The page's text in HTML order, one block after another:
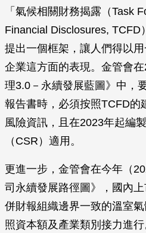
「氣候相關財務揭露（Task
Financial Disclosures, TCFD
提出一個框架，讓人們得以
企業這方面的表現。金管會
理3.0－永續發展藍圖》中，
報告書時，必須按照TCFD的
風險資訊，且在2023年起編
（CSR）適用。
更進一步，金管會在今年（
司永續發展路徑圖》，國內
併財報組織邊界一致的溫室
照資本額及產業類別接力進